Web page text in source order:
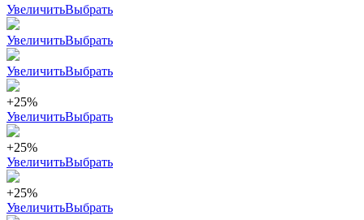
УвеличитьВыбрать
УвеличитьВыбрать
УвеличитьВыбрать
+25%
УвеличитьВыбрать
+25%
УвеличитьВыбрать
+25%
УвеличитьВыбрать